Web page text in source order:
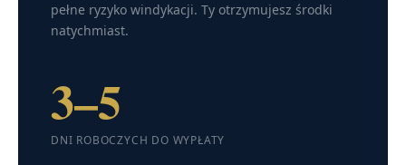
pełne ryzyko windykacji. Ty otrzymujesz środki
natychmiast.
3–5
DNI ROBOCZYCH DO WYPŁATY